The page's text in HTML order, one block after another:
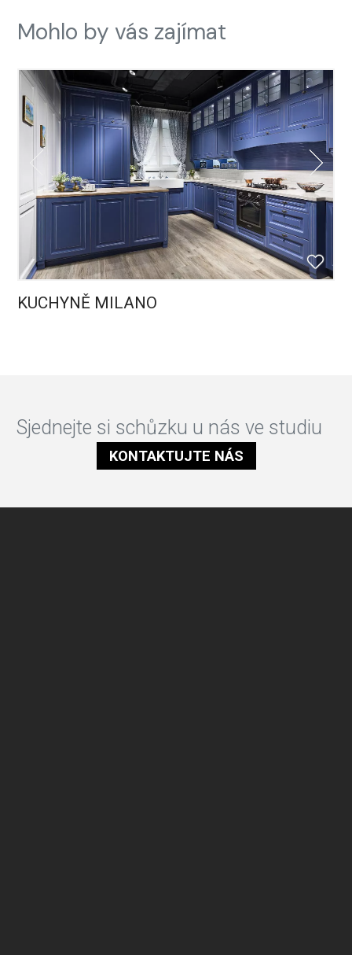
Mohlo by vás zajímat
KUCHYNĚ MILANO
Sjednejte si schůzku u nás ve studiu
KONTAKTUJTE NÁS